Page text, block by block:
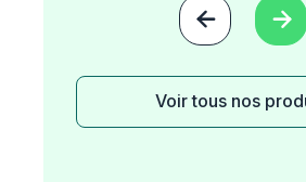
 
Voir tous nos